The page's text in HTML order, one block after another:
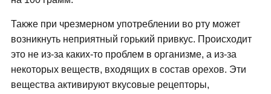
Также при чрезмерном употреблении во рту может
возникнуть неприятный горький привкус. Происходит
это не из-за каких-то проблем в организме, а из-за
некоторых веществ, входящих в состав орехов. Эти
вещества активируют вкусовые рецепторы,